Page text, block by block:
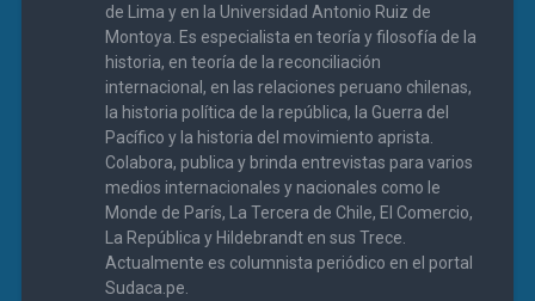
de Lima y en la Universidad Antonio Ruiz de
Montoya. Es especialista en teoría y filosofía de la
historia, en teoría de la reconciliación
internacional, en las relaciones peruano chilenas,
la historia política de la república, la Guerra del
Pacífico y la historia del movimiento aprista.
Colabora, publica y brinda entrevistas para varios
medios internacionales y nacionales como le
Monde de París, La Tercera de Chile, El Comercio,
La República y Hildebrandt en sus Trece.
Actualmente es columnista periódico en el portal
Sudaca.pe.